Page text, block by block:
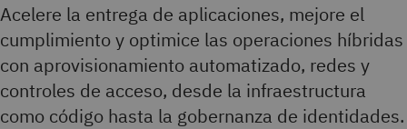
Acelere la entrega de aplicaciones, mejore el
cumplimiento y optimice las operaciones híbridas
con aprovisionamiento automatizado, redes y
controles de acceso, desde la infraestructura
como código hasta la gobernanza de identidades.